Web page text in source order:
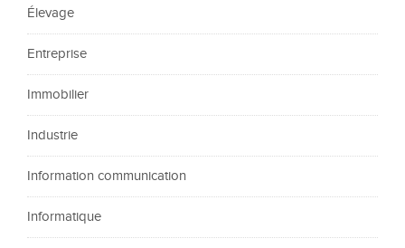
Élevage
Entreprise
Immobilier
Industrie
Information communication
Informatique